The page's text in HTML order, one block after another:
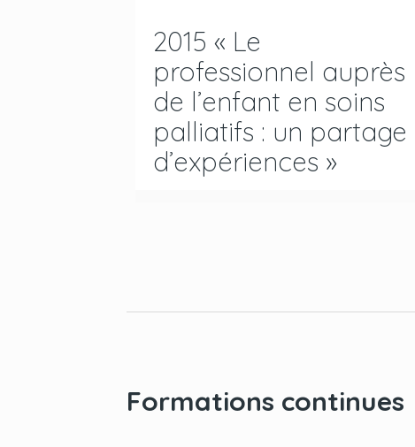
2015 « Le
professionnel auprès
de l’enfant en soins
palliatifs : un partage
d’expériences »
Formations continues